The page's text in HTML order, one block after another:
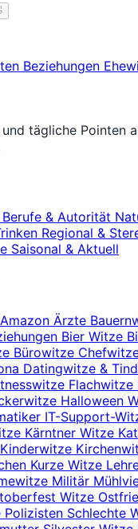
Beziehungen
tägliche Pointen
Berufe & Autorität
Regional &
Saisonal & Aktuell
Amazon Ärzte
Bier Witze
Bürowitze
Datingwitze &
Flachwitze
Halloween
IT-Support-
Kärntner Witze
Kinderwitze
Kurze Witze
Militär
Witze
Polizisten Schlechte